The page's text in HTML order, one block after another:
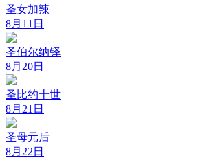
圣女加辣
8月11日
圣伯尔纳铎
8月20日
圣比约十世
8月21日
圣母元后
8月22日